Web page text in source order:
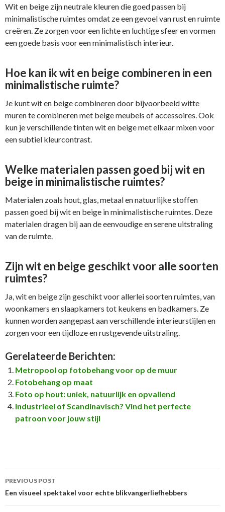
Wit en beige zijn neutrale kleuren die goed passen bij
minimalistische ruimtes omdat ze een gevoel van rust en ruimte
creëren. Ze zorgen voor een lichte en luchtige sfeer en vormen
een goede basis voor een minimalistisch interieur.
Hoe kan ik wit en beige combineren in een
minimalistische ruimte?
Je kunt wit en beige combineren door bijvoorbeeld witte
muren te combineren met beige meubels of accessoires. Ook
kun je verschillende tinten wit en beige met elkaar mixen voor
een subtiel kleurcontrast.
Welke materialen passen goed bij wit en
beige in minimalistische ruimtes?
Materialen zoals hout, glas, metaal en natuurlijke stoffen
passen goed bij wit en beige in minimalistische ruimtes. Deze
materialen dragen bij aan de eenvoudige en serene uitstraling
van de ruimte.
Zijn wit en beige geschikt voor alle soorten
ruimtes?
Ja, wit en beige zijn geschikt voor allerlei soorten ruimtes, van
woonkamers en slaapkamers tot keukens en badkamers. Ze
kunnen worden aangepast aan verschillende interieurstijlen en
zorgen voor een tijdloze en rustgevende uitstraling.
Gerelateerde Berichten:
Metropool op fotobehang voor op de muur
Fotobehang op maat
Foto op hout: uniek, natuurlijk en opvallend
Industrieel of Scandinavisch? Vind het perfecte
patroon voor jouw stijl
Post
navigation
PREVIOUS POST
Een visueel spektakel voor echte blikvangerliefhebbers